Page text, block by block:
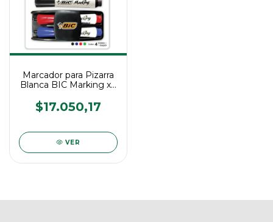
Marcador para Pizarra
Blanca BIC Marking x4
$17.050,17
VER